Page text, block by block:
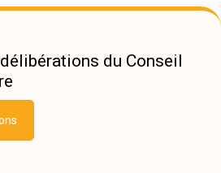
du Conseil